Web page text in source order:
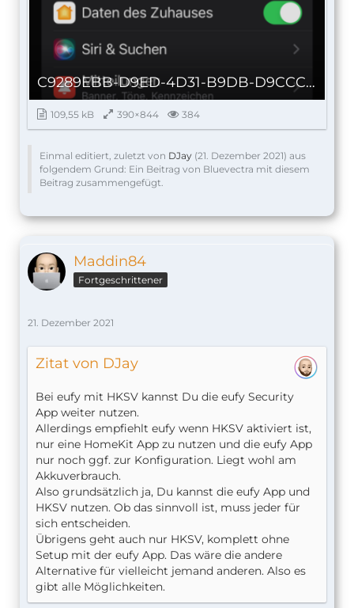
C9289EBB-D9ED-4D31-B9DB-D9CCCB50AB98_autoscaled.png
109,55 kB 390×844 384
Einmal editiert, zuletzt von DJay (21. Dezember 2021) aus
folgendem Grund: Ein Beitrag von Bluevectra mit diesem
Beitrag zusammengefügt.
Maddin84
Fortgeschrittener
21. Dezember 2021
Zitat von DJay
Bei eufy mit HKSV kannst Du die eufy Security
App weiter nutzen.
Allerdings empfiehlt eufy wenn HKSV aktiviert ist,
nur eine HomeKit App zu nutzen und die eufy App
nur noch ggf. zur Konfiguration. Liegt wohl am
Akkuverbrauch.
Also grundsätzlich ja, Du kannst die eufy App und
HKSV nutzen. Ob das sinnvoll ist, muss jeder für
sich entscheiden.
Übrigens geht auch nur HKSV, komplett ohne
Setup mit der eufy App. Das wäre die andere
Alternative für vielleicht jemand anderen. Also es
gibt alle Möglichkeiten.